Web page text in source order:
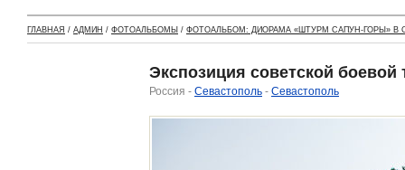
ГЛАВНАЯ / АДМИН / ФОТОАЛЬБОМЫ / ФОТОАЛЬБОМ: ДИОРАМА «ШТУРМ САПУН-ГОРЫ» В
Экспозиция советской
Россия - Севастополь - Севастополь